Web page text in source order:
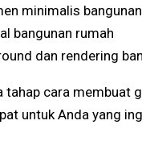
minimalis
bangunan rumah
dan rendering
tahap cara membuat
untuk Anda yang